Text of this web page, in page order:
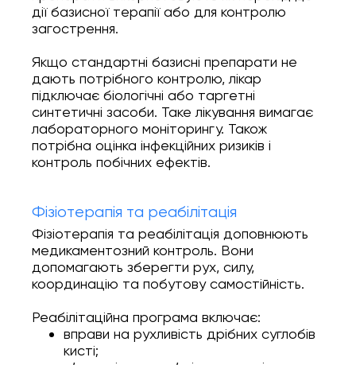
дії базисної терапії або для контролю
загострення.
Якщо стандартні базисні препарати не
дають потрібного контролю, лікар
підключає біологічні або таргетні
синтетичні засоби. Таке лікування вимагає
лабораторного моніторингу. Також
потрібна оцінка інфекційних ризиків і
контроль побічних ефектів.
Фізіотерапія та реабілітація
Фізіотерапія та реабілітація доповнюють
медикаментозний контроль. Вони
допомагають зберегти рух, силу,
координацію та побутову самостійність.
Реабілітаційна програма включає:
вправи на рухливість дрібних суглобів
кисті;